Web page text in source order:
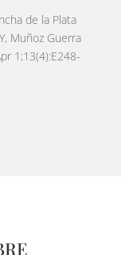
de la Plata
Muñoz Guerra
1;13(4):E248-